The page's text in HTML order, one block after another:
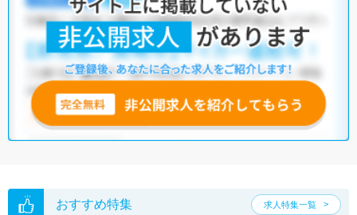
おすすめ特集 求人特集一覧